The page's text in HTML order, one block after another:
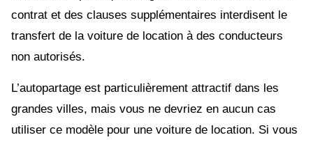
contrat et des clauses supplémentaires interdisent le
transfert de la voiture de location à des conducteurs
non autorisés.
L’autopartage est particulièrement attractif dans les
grandes villes, mais vous ne devriez en aucun cas
utiliser ce modèle pour une voiture de location. Si vous